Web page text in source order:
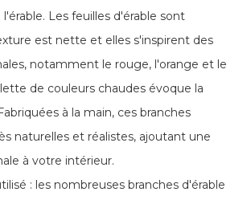
Les feuilles d'érable sont
est nette et elles s'inspirent des
notamment le rouge, l'orange et le
de couleurs chaudes évoque la
à la main, ces branches
naturelles et réalistes, ajoutant une
à votre intérieur.
: les nombreuses branches d'érable